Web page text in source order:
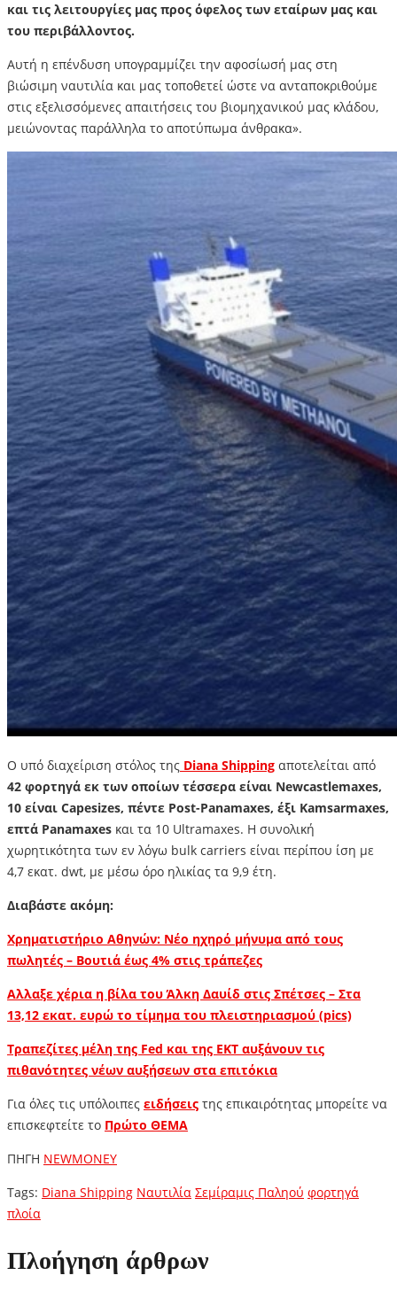
και τις λειτουργίες μας προς όφελος των εταίρων μας και
του περιβάλλοντος.
Αυτή η επένδυση υπογραμμίζει την αφοσίωσή μας στη
βιώσιμη ναυτιλία και μας τοποθετεί ώστε να ανταποκριθούμε
στις εξελισσόμενες απαιτήσεις του βιομηχανικού μας κλάδου,
μειώνοντας παράλληλα το αποτύπωμα άνθρακα».
Ο υπό διαχείριση στόλος της Diana Shipping απoτελείται από
42 φορτηγά εκ των οποίων τέσσερα είναι Newcastlemaxes,
10 είναι Capesizes, πέντε Post-Panamaxes, έξι Kamsarmaxes,
επτά Panamaxes και τα 10 Ultramaxes. H συνολική
χωρητικότητα των εν λόγω bulk carriers είναι περίπου ίση με
4,7 εκατ. dwt, με μέσω όρο ηλικίας τα 9,9 έτη.
Διαβάστε ακόμη:
Χρηματιστήριο Αθηνών: Νέο ηχηρό μήνυμα από τους
πωλητές – Βουτιά έως 4% στις τράπεζες
Aλλαξε χέρια η βίλα του Άλκη Δαυίδ στις Σπέτσες – Στα
13,12 εκατ. ευρώ το τίμημα του πλειστηριασμού (pics)
Τραπεζίτες μέλη της Fed και της ΕΚΤ αυξάνουν τις
πιθανότητες νέων αυξήσεων στα επιτόκια
Για όλες τις υπόλοιπες ειδήσεις της επικαιρότητας μπορείτε να
επισκεφτείτε το Πρώτο ΘΕΜΑ
ΠΗΓΗ NEWMONEY
Tags: Diana Shipping Ναυτιλία Σεμίραμις Παληού φορτηγά
πλοία
Πλοήγηση άρθρων